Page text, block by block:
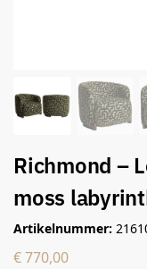
Richmond –
moss
Artikelnummer:
€770,00